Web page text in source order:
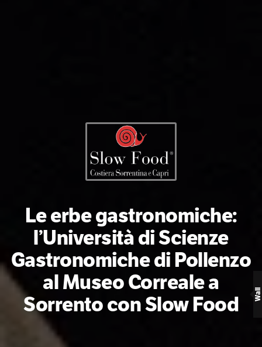
Le erbe gastronomiche:
l’Università di Scienze
Gastronomiche di Pollenzo
al Museo Correale a
Sorrento con Slow Food
Wall